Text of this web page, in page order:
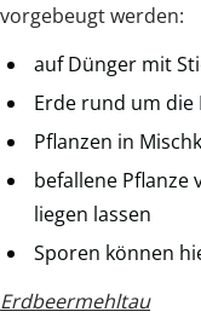
vorgebeugt werden:
auf Dünger mit
Erde rund um die
Pflanzen in
befallene Pflanze
liegen lassen
Sporen können
Erdbeermehltau